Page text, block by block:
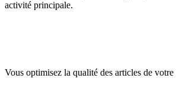
activité principale.
Vous optimisez la qualité des articles de votre